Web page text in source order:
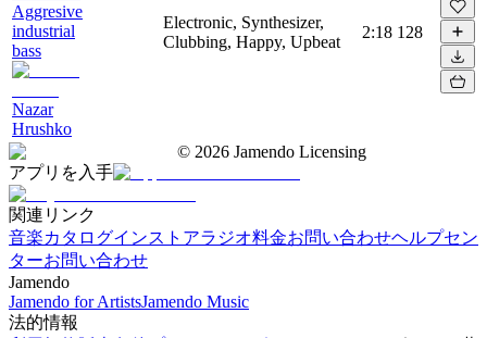
Aggresive
industrial
bass
Nazar
Hrushko
Electronic, Synthesizer,
Clubbing, Happy, Upbeat
2:18 128
© 2026 Jamendo Licensing
アプリを入手
関連リンク
音楽カタログインストアラジオ料金お問い合わせヘルプセン
ターお問い合わせ
Jamendo
Jamendo for ArtistsJamendo Music
法的情報